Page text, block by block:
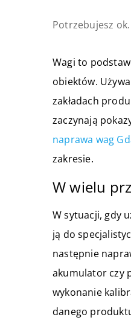
Potrzebujesz
Wagi to
obiektów.
zakładach
zaczynają
naprawa wag
zakresie.
W wielu
W sytuacji, gdy
ją do
następnie
akumulator czy
wykonanie
danego